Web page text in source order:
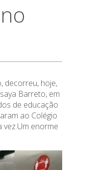
decorreu, hoje,
Barreto, em
de educação
ao Colégio
enorme